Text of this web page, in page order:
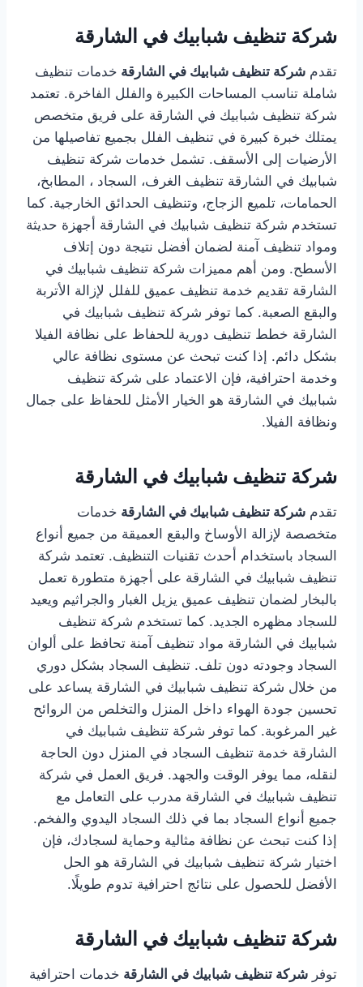
شركة تنظيف شبابيك في الشارقة
تقدم شركة تنظيف شبابيك في الشارقة خدمات تنظيف
شاملة تناسب المساحات الكبيرة والفلل الفاخرة. تعتمد
شركة تنظيف شبابيك في الشارقة على فريق متخصص
يمتلك خبرة كبيرة في تنظيف الفلل بجميع تفاصيلها من
الأرضيات إلى الأسقف. تشمل خدمات شركة تنظيف
شبابيك في الشارقة تنظيف الغرف، السجاد ، المطابخ،
الحمامات، تلميع الزجاج، وتنظيف الحدائق الخارجية. كما
تستخدم شركة تنظيف شبابيك في الشارقة أجهزة حديثة
ومواد تنظيف آمنة لضمان أفضل نتيجة دون إتلاف
الأسطح. ومن أهم مميزات شركة تنظيف شبابيك في
الشارقة تقديم خدمة تنظيف عميق للفلل لإزالة الأتربة
والبقع الصعبة. كما توفر شركة تنظيف شبابيك في
الشارقة خطط تنظيف دورية للحفاظ على نظافة الفيلا
بشكل دائم. إذا كنت تبحث عن مستوى نظافة عالي
وخدمة احترافية، فإن الاعتماد على شركة تنظيف
شبابيك في الشارقة هو الخيار الأمثل للحفاظ على جمال
ونظافة الفيلا.
شركة تنظيف شبابيك في الشارقة
تقدم شركة تنظيف شبابيك في الشارقة خدمات
متخصصة لإزالة الأوساخ والبقع العميقة من جميع أنواع
السجاد باستخدام أحدث تقنيات التنظيف. تعتمد شركة
تنظيف شبابيك في الشارقة على أجهزة متطورة تعمل
بالبخار لضمان تنظيف عميق يزيل الغبار والجراثيم ويعيد
للسجاد مظهره الجديد. كما تستخدم شركة تنظيف
شبابيك في الشارقة مواد تنظيف آمنة تحافظ على ألوان
السجاد وجودته دون تلف. تنظيف السجاد بشكل دوري
من خلال شركة تنظيف شبابيك في الشارقة يساعد على
تحسين جودة الهواء داخل المنزل والتخلص من الروائح
غير المرغوبة. كما توفر شركة تنظيف شبابيك في
الشارقة خدمة تنظيف السجاد في المنزل دون الحاجة
لنقله، مما يوفر الوقت والجهد. فريق العمل في شركة
تنظيف شبابيك في الشارقة مدرب على التعامل مع
جميع أنواع السجاد بما في ذلك السجاد اليدوي والفخم.
إذا كنت تبحث عن نظافة مثالية وحماية لسجادك، فإن
اختيار شركة تنظيف شبابيك في الشارقة هو الحل
الأفضل للحصول على نتائج احترافية تدوم طويلًا.
شركة تنظيف شبابيك في الشارقة
توفر شركة تنظيف شبابيك في الشارقة خدمات احترافية